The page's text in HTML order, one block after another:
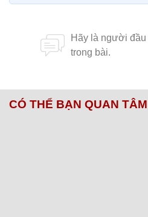
CÓ THỂ BẠN QUAN TÂM